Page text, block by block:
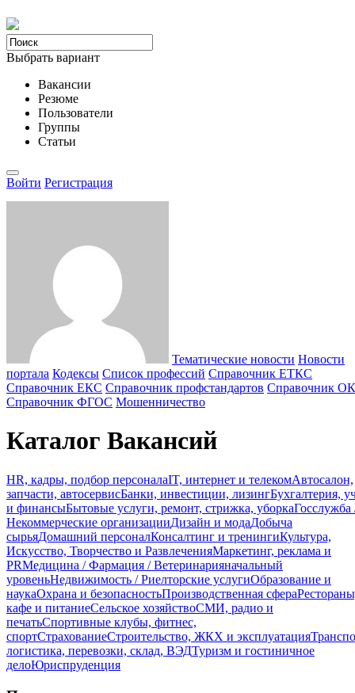
Выбрать вариант
Вакансии
Резюме
Пользователи
Группы
Статьи
Войти Регистрация
Тематические новости Новости
портала Кодексы Cписок профессий Справочник ЕТКС
Справочник ЕКС Справочник профстандартов Справочник
Справочник ФГОС Мошенничество
Каталог Вакансий
HR, кадры, подбор персоналаIT, интернет и телекомАвтосалон,
запчасти, автосервисБанки, инвестиции, лизингБухгалтерия,
и финансыБытовые услуги, ремонт, стрижка, уборкаГосслужба
Некоммерческие организацииДизайн и модаДобыча
сырьяДомашний персоналКонсалтинг и тренингиКультура,
Искусство, Творчество и РазвлеченияМаркетинг, реклама и
PRМедицина / Фармация / Ветеринарияначальный
уровеньНедвижимость / Риелторские услугиОбразование и
наукаОхрана и безопасностьПроизводственная сфера
кафе и питаниеСельское хозяйствоСМИ, радио и
печатьСпортивные клубы, фитнес,
спортСтрахованиеСтроительство, ЖКХ и эксплуатация
логистика, перевозки, склад, ВЭДТуризм и гостиничное
делоЮриспруденция